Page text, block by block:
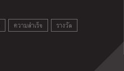
ความสำเร็จ
รางวัล